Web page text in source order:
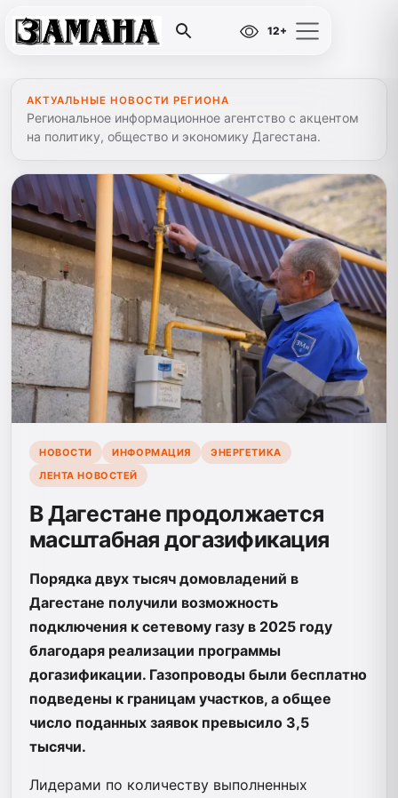
12+
АКТУАЛЬНЫЕ НОВОСТИ РЕГИОНА
Региональное информационное агентство с акцентом
на политику, общество и экономику Дагестана.
НОВОСТИ ИНФОРМАЦИЯ
ЭНЕРГЕТИКА
ЛЕНТА НОВОСТЕЙ
В Дагестане продолжается
масштабная догазификация
Порядка двух тысяч домовладений в
Дагестане получили возможность
подключения к сетевому газу в 2025 году
благодаря реализации программы
догазификации. Газопроводы были бесплатно
подведены к границам участков, а общее
число поданных заявок превысило 3,5
тысячи.
Лидерами по количеству выполненных